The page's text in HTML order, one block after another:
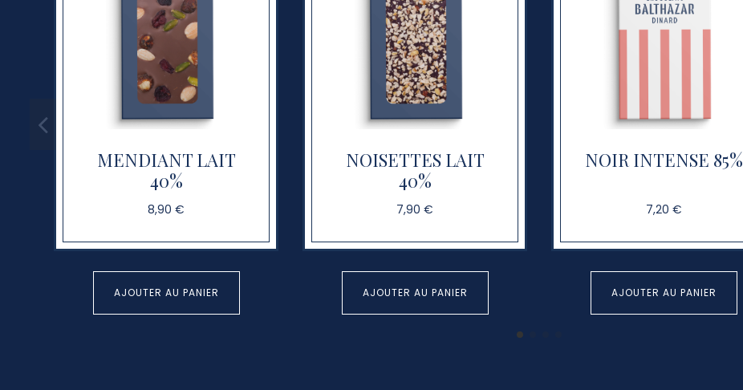
MENDIANT LAIT
40%
8,90 €
AJOUTER AU PANIER
NOISETTES LAIT
40%
7,90 €
AJOUTER AU PANIER
NOIR INTENSE 85%
7,20 €
AJOUTER AU PANIER